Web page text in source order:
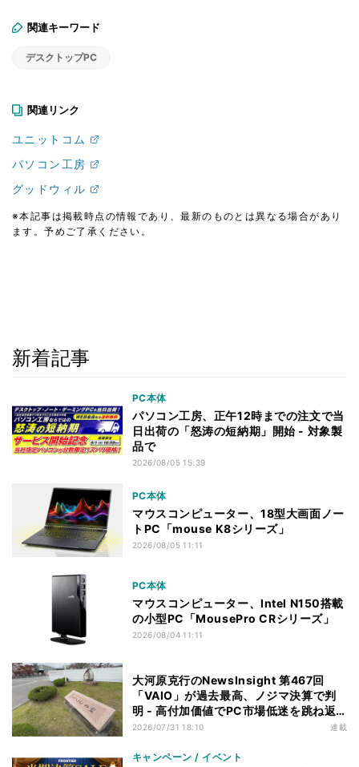
関連キーワード
デスクトップPC
関連リンク
ユニットコム
パソコン工房
グッドウィル
※本記事は掲載時点の情報であり、最新のものとは異なる場合があり
ます。予めご了承ください。
新着記事
PC本体
パソコン工房、正午12時までの注文で当
日出荷の「怒涛の短納期」開始 - 対象製
品で
2026/08/05 15:39
PC本体
マウスコンピューター、18型大画面ノー
トPC「mouse K8シリーズ」
2026/08/05 11:11
PC本体
マウスコンピューター、Intel N150搭載
の小型PC「MousePro CRシリーズ」
2026/08/04 11:11
大河原克行のNewsInsight 第467回
「VAIO」が過去最高、ノジマ決算で判
明 - 高付加価値でPC市場低迷を跳ね返
す
2026/07/31 18:10 連載
キャンペーン / イベント